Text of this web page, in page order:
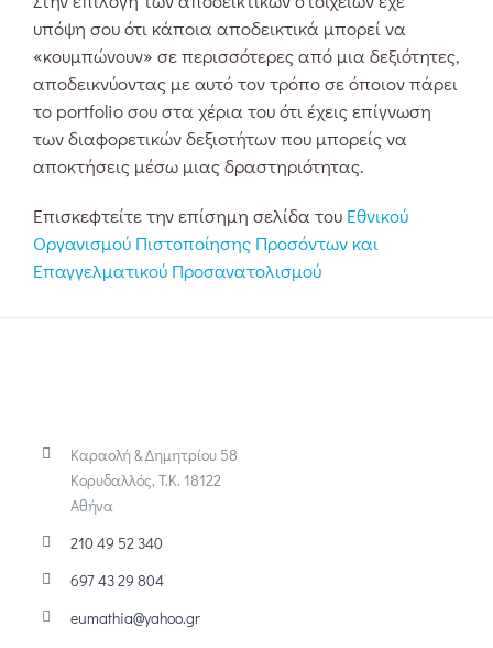
υπόψη σου ότι κάποια αποδεικτικά μπορεί να
«κουμπώνουν» σε περισσότερες από μια δεξιότητες,
αποδεικνύοντας με αυτό τον τρόπο σε όποιον πάρει
το portfolio σου στα χέρια του ότι έχεις επίγνωση
των διαφορετικών δεξιοτήτων που μπορείς να
αποκτήσεις μέσω μιας δραστηριότητας.
Επισκεφτείτε την επίσημη σελίδα του Εθνικού
Οργανισμού Πιστοποίησης Προσόντων και
Επαγγελματικού Προσανατολισμού
Καραολή & Δημητρίου 58
Κορυδαλλός, Τ.Κ. 18122
Αθήνα
210 49 52 340
697 43 29 804
eumathia@yahoo.gr